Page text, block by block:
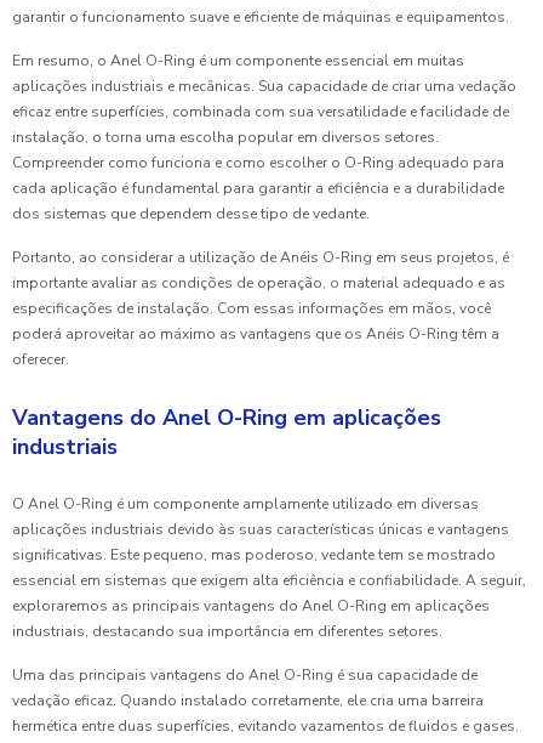
garantir o funcionamento suave e eficiente de máquinas e equipamentos.
Em resumo, o Anel O-Ring é um componente essencial em muitas
aplicações industriais e mecânicas. Sua capacidade de criar uma vedação
eficaz entre superfícies, combinada com sua versatilidade e facilidade de
instalação, o torna uma escolha popular em diversos setores.
Compreender como funciona e como escolher o O-Ring adequado para
cada aplicação é fundamental para garantir a eficiência e a durabilidade
dos sistemas que dependem desse tipo de vedante.
Portanto, ao considerar a utilização de Anéis O-Ring em seus projetos, é
importante avaliar as condições de operação, o material adequado e as
especificações de instalação. Com essas informações em mãos, você
poderá aproveitar ao máximo as vantagens que os Anéis O-Ring têm a
oferecer.
Vantagens do Anel O-Ring em aplicações
industriais
O Anel O-Ring é um componente amplamente utilizado em diversas
aplicações industriais devido às suas características únicas e vantagens
significativas. Este pequeno, mas poderoso, vedante tem se mostrado
essencial em sistemas que exigem alta eficiência e confiabilidade. A seguir,
exploraremos as principais vantagens do Anel O-Ring em aplicações
industriais, destacando sua importância em diferentes setores.
Uma das principais vantagens do Anel O-Ring é sua capacidade de
vedação eficaz. Quando instalado corretamente, ele cria uma barreira
hermética entre duas superfícies, evitando vazamentos de fluidos e gases.